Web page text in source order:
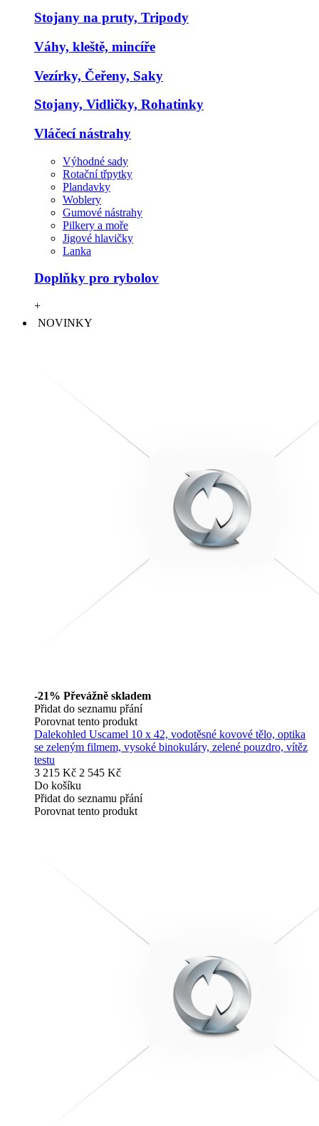
Stojany na pruty, Tripody
Váhy, kleště, mincíře
Vezírky, Čeřeny, Saky
Stojany, Vidličky, Rohatinky
Vláčecí nástrahy
Výhodné sady
Rotační třpytky
Plandavky
Woblery
Gumové nástrahy
Pilkery a moře
Jigové hlavičky
Lanka
Doplňky pro rybolov
+
NOVINKY
-21% Převážně skladem
Přidat do seznamu přání
Porovnat tento produkt
Dalekohled Uscamel 10 x 42, vodotěsné kovové tělo, optika
se zeleným filmem, vysoké binokuláry, zelené pouzdro, vítěz
testu
3 215 Kč 2 545 Kč
Do košíku
Přidat do seznamu přání
Porovnat tento produkt